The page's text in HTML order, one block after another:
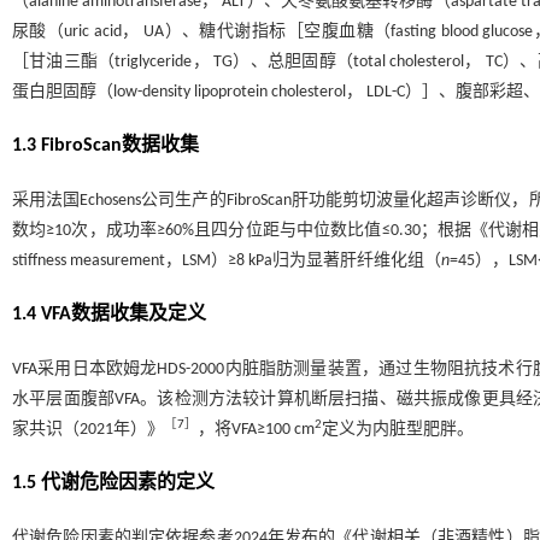
尿酸（uric acid， UA）、糖代谢指标［空腹血糖（fasting blood
［甘油三酯（triglyceride， TG）、总胆固醇（total cholesterol， TC）
蛋白胆固醇（low-density lipoprotein cholesterol， LDL-C）］、腹部彩超
1.3 FibroScan数据收集
采用法国Echosens公司生产的FibroScan肝功能剪切波量化超声诊断仪
数均≥10次，成功率≥60%且四分位距与中位数比值≤0.30；根据《代谢
stiffness measurement，LSM）≥8 kPa归为显著肝纤维化组（n=45），
1.4 VFA数据收集及定义
VFA采用日本欧姆龙HDS-2000内脏脂肪测量装置，通过生物阻抗技
水平层面腹部VFA。该检测方法较计算机断层扫描、磁共振成像更具
家共识（2021年）》
7 ，将VFA≥100 cm2定义为内脏型肥胖。
1.5 代谢危险因素的定义